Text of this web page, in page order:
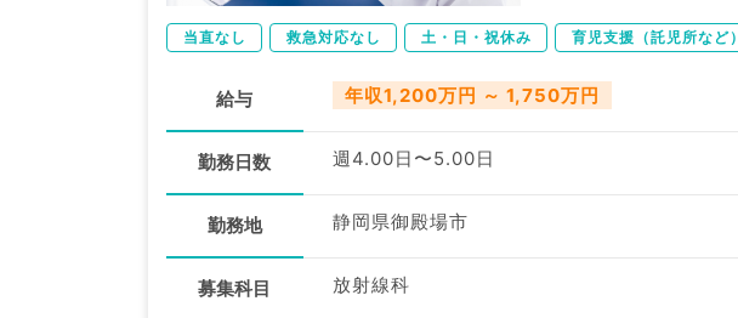
当直なし 救急対応なし 土・日・祝休み 育児支援（託児所など）
給与 年収1,200万円 ～ 1,750万円
勤務日数 週4.00日〜5.00日
勤務地 静岡県御殿場市
募集科目 放射線科